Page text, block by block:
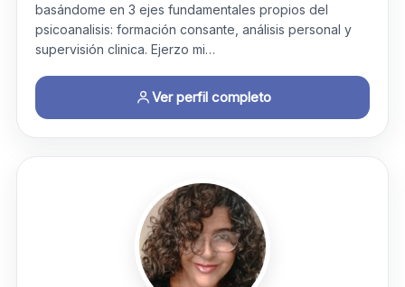
basándome en 3 ejes fundamentales propios del
psicoanalisis: formación consante, análisis personal y
supervisión clinica. Ejerzo mi…
Ver perfil completo